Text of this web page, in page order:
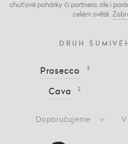
chuťové pohárky či partnera, ale i
celém světě.
DRUH
Prosecco 3
Cava 2
Doporučujeme